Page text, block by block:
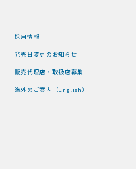
採用情報
発売日変更のお知らせ
販売代理店・取扱店募集
海外のご案内（English）